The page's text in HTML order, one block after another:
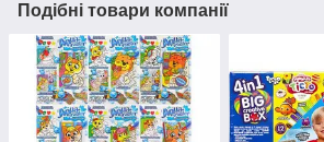
Подібні товари компанії